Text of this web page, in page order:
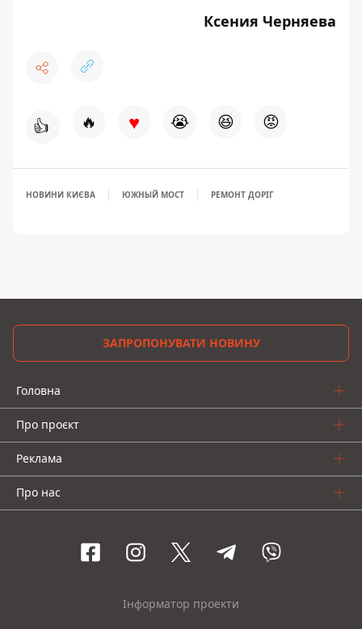
Ксения Черняева
👍 🔥 ♥ 😭 😆 😡
НОВИНИ КИЄВА ЮЖНЫЙ МОСТ РЕМОНТ ДОРІГ
ЗАПРОПОНУВАТИ НОВИНУ
Головна
Про проєкт
Реклама
Про нас
Інформатор проекти